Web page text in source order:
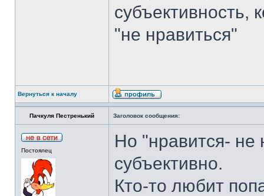
субъективность,
"не нравиться"
Вернуться к началу
Пачкуля Пестренький Заголовок сообщения:
Постоялец
Но "нравится- не
субъективно.
Кто-то любит